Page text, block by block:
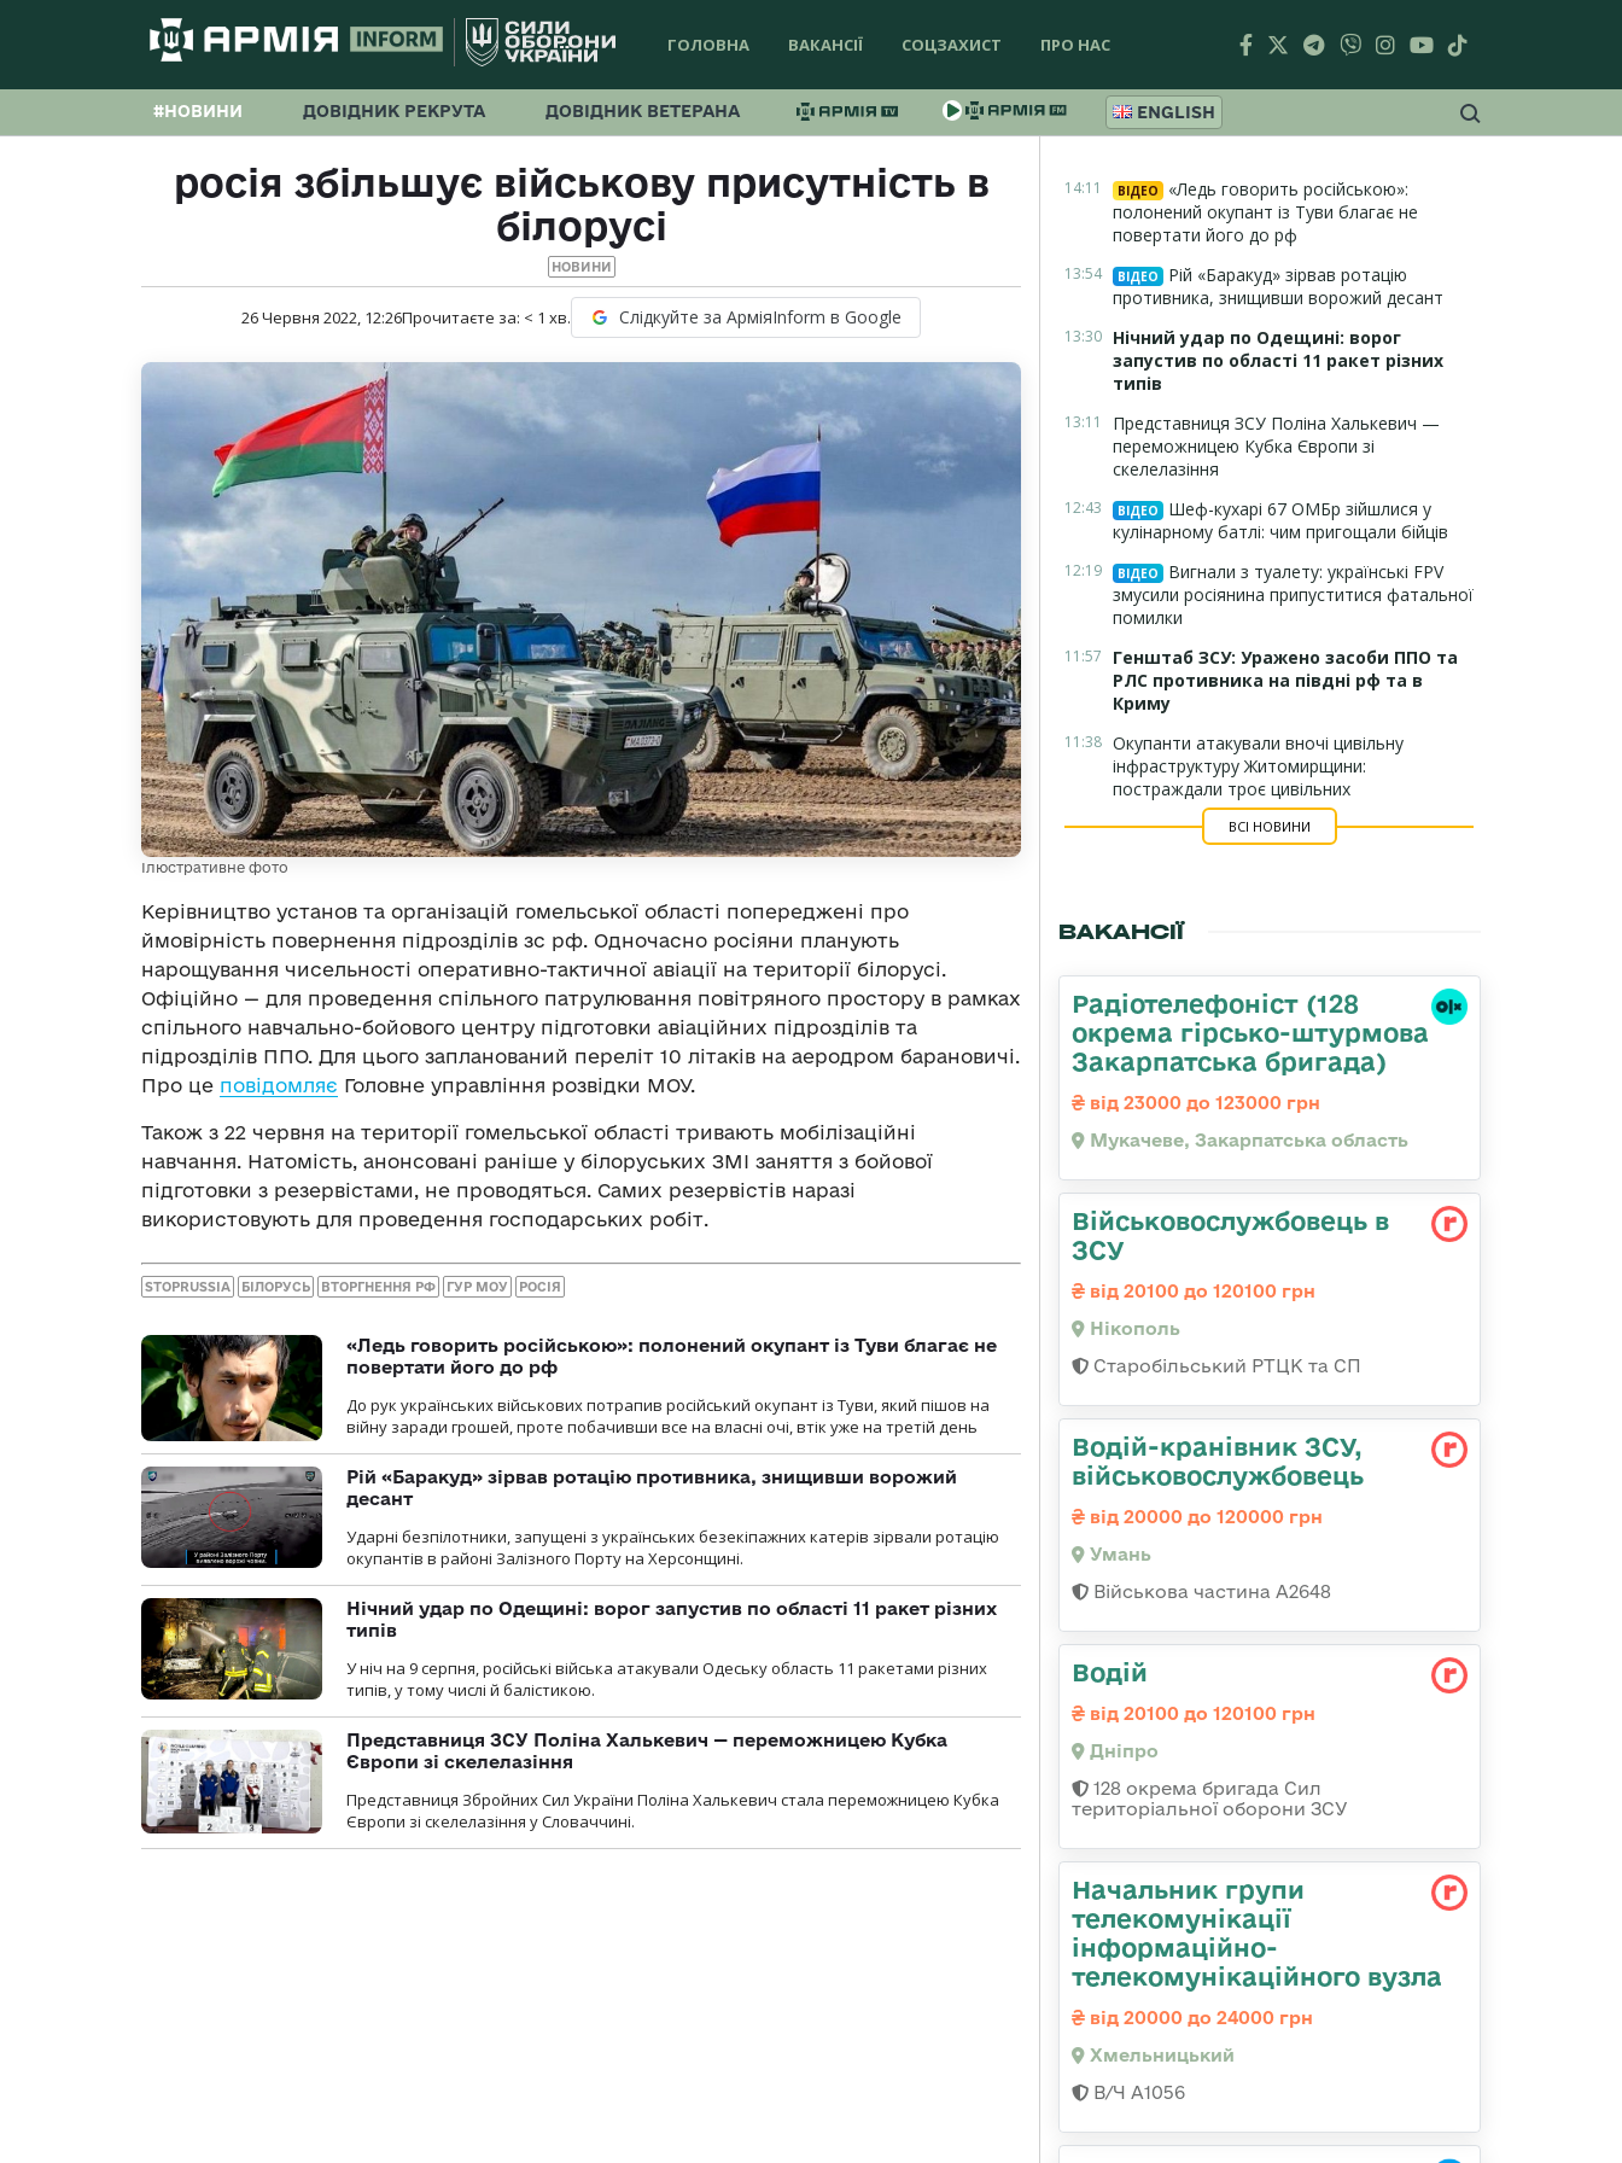
ГОЛОВНА ВАКАНСІЇ СОЦЗАХИСТ ПРО НАС
#НОВИНИ ДОВІДНИК РЕКРУТА ДОВІДНИК ВЕТЕРАНА ENGLISH
росія збільшує військову присутність в
білорусі
НОВИНИ
26 Червня 2022, 12:26Прочитаєте за: < 1 хв. Слідкуйте за АрміяInform в Google
Ілюстративне фото
Керівництво установ та організацій гомельської області попереджені про
ймовірність повернення підрозділів зс рф. Одночасно росіяни планують
нарощування чисельності оперативно-тактичної авіації на території білорусі.
Офіційно — для проведення спільного патрулювання повітряного простору в рамках
спільного навчально-бойового центру підготовки авіаційних підрозділів та
підрозділів ППО. Для цього запланований переліт 10 літаків на аеродром барановичі.
Про це повідомляє Головне управління розвідки МОУ.
Також з 22 червня на території гомельської області тривають мобілізаційні
навчання. Натомість, анонсовані раніше у білоруських ЗМІ заняття з бойової
підготовки з резервістами, не проводяться. Самих резервістів наразі
використовують для проведення господарських робіт.
STOPRUSSIA БІЛОРУСЬ ВТОРГНЕННЯ РФ ГУР МОУ РОСІЯ
«Ледь говорить російською»: полонений окупант із Туви благає не
повертати його до рф
До рук українських військових потрапив російський окупант із Туви, який пішов на
війну заради грошей, проте побачивши все на власні очі, втік уже на третій день
Рій «Баракуд» зірвав ротацію противника, знищивши ворожий
десант
Ударні безпілотники, запущені з українських безекіпажних катерів зірвали ротацію
окупантів в районі Залізного Порту на Херсонщині.
Нічний удар по Одещині: ворог запустив по області 11 ракет різних
типів
У ніч на 9 серпня, російські війська атакували Одеську область 11 ракетами різних
типів, у тому числі й балістикою.
Представниця ЗСУ Поліна Халькевич — переможницею Кубка
Європи зі скелелазіння
Представниця Збройних Сил України Поліна Халькевич стала переможницею Кубка
Європи зі скелелазіння у Словаччині.
14:11 ВІДЕО
«Ледь говорить російською»:
полонений окупант із Туви благає не
повертати його до рф
13:54 ВІДЕО
Рій «Баракуд» зірвав ротацію
противника, знищивши ворожий десант
13:30 Нічний удар по Одещині: ворог
запустив по області 11 ракет різних
типів
13:11
Представниця ЗСУ Поліна Халькевич —
переможницею Кубка Європи зі
скелелазіння
12:43 ВІДЕО
Шеф-кухарі 67 ОМБр зійшлися у
кулінарному батлі: чим пригощали бійців
12:19 ВІДЕО
Вигнали з туалету: українські FPV
змусили росіянина припуститися фатальної
помилки
11:57
Генштаб ЗСУ: Уражено засоби ППО та
РЛС противника на півдні рф та в
Криму
11:38 Окупанти атакували вночі цивільну
інфраструктуру Житомирщини:
постраждали троє цивільних
ВСІ НОВИНИ
ВАКАНСІЇ
Радіотелефоніст (128
окрема гірсько-штурмова
Закарпатська бригада)
від 23000 до 123000 грн
Мукачеве, Закарпатська область
Військовослужбовець в
ЗСУ
від 20100 до 120100 грн
Нікополь
Старобільський РТЦК та СП
Водій-кранівник ЗСУ,
військовослужбовець
від 20000 до 120000 грн
Умань
Військова частина А2648
Водій
від 20100 до 120100 грн
Дніпро
128 окрема бригада Сил
територіальної оборони ЗСУ
Начальник групи
телекомунікації
інформаційно-
телекомунікаційного вузла
від 20000 до 24000 грн
Хмельницький
В/Ч А1056